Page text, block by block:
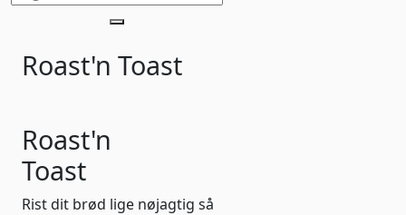
efter:
Roast'n Toast
Roast'n
Toast
Rist dit brød lige nøjagtig så